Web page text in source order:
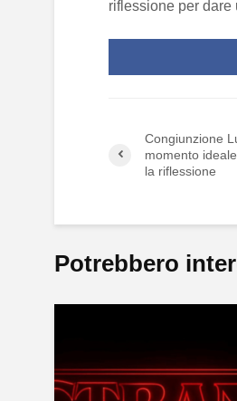
riflessione per dare
Congiunzione
momento
la riflessione
Potrebbero